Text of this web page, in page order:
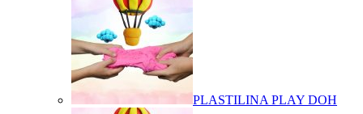
PLASTILINA PLAY DOH